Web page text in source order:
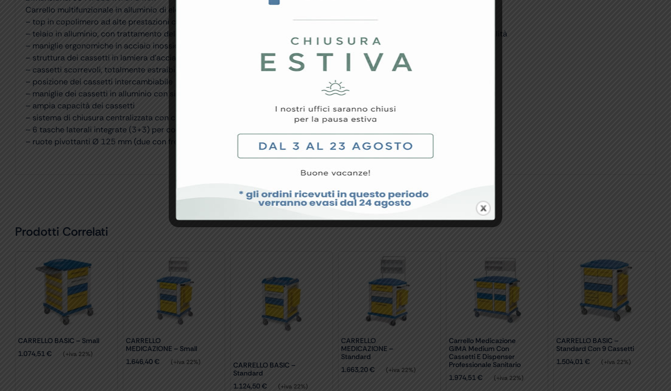
Carrello multifunzionale in alluminio di elevata qualità con caratteristiche impareggiabili.
– top in copolimero ad alte prestazioni con bordo contenitivo
– telaio in alluminio, con trattamento della superficie in argento antiossidante per una maggiore lucentezza, resistenza e affidabilità
– maniglie ergonomiche in acciaio inossidabile, poste su entrambi i lati per una presa facilitata
– struttura dei cassetti in lamiera d’acciaio verniciato con polvere epossidica
– cassetti scorrevoli, totalmente estraibili
– posizione dei cassetti intercambiabile
– maniglie dei cassetti in alluminio con sistema “gancio/sgancio” che previene l’apertura accidentale dei cassetti
– ampia capacità dei cassetti
– sistema di chiusura centralizzata con chiave frontale
– 6 tasche laterali integrate (3+3) per contenere bottiglie o piccoli oggetti
– ruote pivottanti Ø 125 mm (due con freno) in gomma termoplastica con parafili, perno su cuscinetti a sfera di precisione.
Prodotti Correlati
CARRELLO BASIC – Small
1.074,51€ (+iva 22%)
CARRELLO
MEDICAZIONE – Small
1.646,40€ (+iva 22%)
CARRELLO BASIC –
Standard
1.124,50€ (+iva 22%)
CARRELLO
MEDICAZIONE –
Standard
1.663,20€ (+iva 22%)
Carrello Medicazione
GIMA Medium Con
Cassetti E Dispenser
Professionale Sanitario
1.974,51€ (+iva 22%)
CARRELLO BASIC –
Standard Con 9 Cassetti
1.504,01 € (+iva 22%)